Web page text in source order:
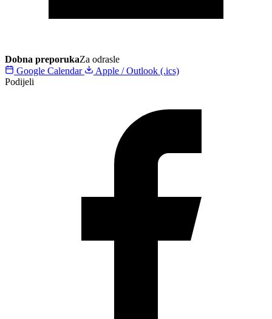
Dobna preporukaZa odrasle
Google Calendar
Apple / Outlook (.ics)
Podijeli